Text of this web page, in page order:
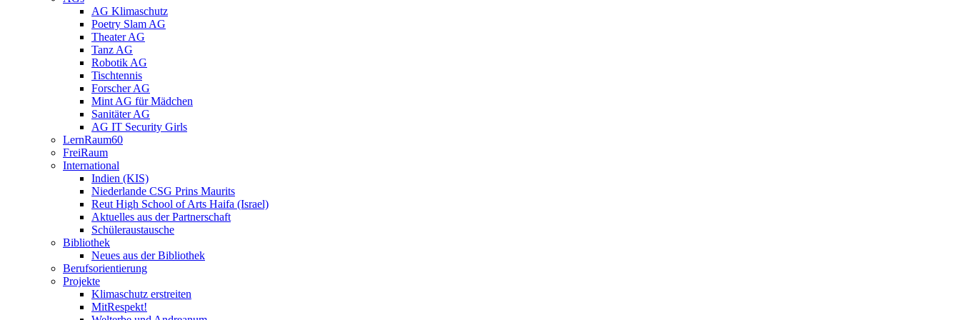
AG Klimaschutz
Poetry Slam AG
Theater AG
Tanz AG
Robotik AG
Tischtennis
Forscher AG
Mint AG für Mädchen
Sanitäter AG
AG IT Security Girls
LernRaum60
FreiRaum
International
Indien (KIS)
Niederlande CSG Prins Maurits
Reut High School of Arts Haifa (Israel)
Aktuelles aus der Partnerschaft
Schüleraustausche
Bibliothek
Neues aus der Bibliothek
Berufsorientierung
Projekte
Klimaschutz erstreiten
MitRespekt!